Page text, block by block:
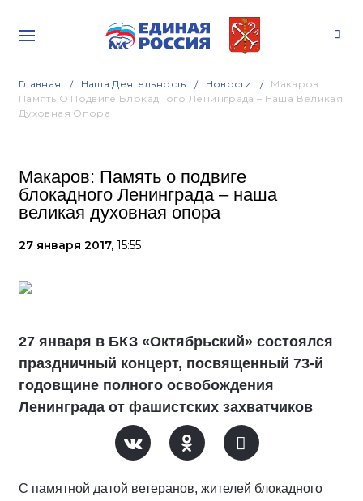
Главная Наша Деятельность Новости
Макаров:
Память О Подвиге Блокадного Ленинграда – Наша Великая
Духовная Опора
Макаров: Память о подвиге
блокадного Ленинграда – наша
великая духовная опора
27 января 2017, 15:55
27 января в БКЗ «Октябрьский» состоялся
праздничный концерт, посвященный 73-й
годовщине полного освобождения
Ленинграда от фашистских захватчиков
С памятной датой ветеранов, жителей блокадного